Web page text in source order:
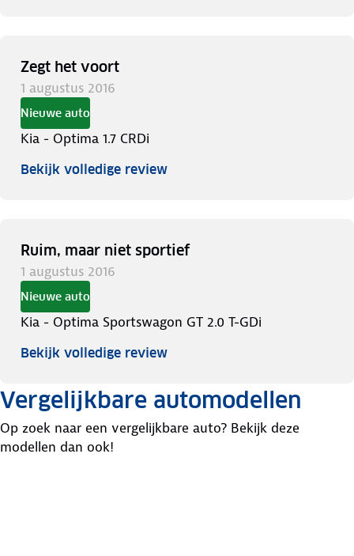
Zegt het voort
1 augustus 2016
Nieuwe auto
Kia - Optima 1.7 CRDi
Bekijk volledige review
Ruim, maar niet sportief
1 augustus 2016
Nieuwe auto
Kia - Optima Sportswagon GT 2.0 T-GDi
Bekijk volledige review
Vergelijkbare automodellen
Op zoek naar een vergelijkbare auto? Bekijk deze
modellen dan ook!